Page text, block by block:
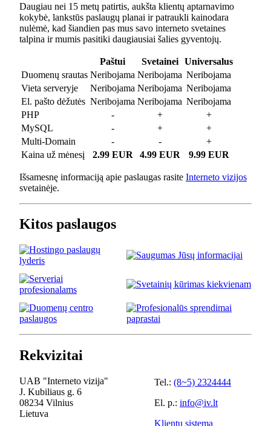
Daugiau nei 15 metų patirtis, aukšta klientų aptarnavimo
kokybė, lankstūs paslaugų planai ir patraukli kainodara
nulėmė, kad šiandien pas mus savo interneto svetaines
talpina ir mumis pasitiki daugiausiai šalies gyventojų.
Paštui Svetainei
Universalus
Duomenų srautas Neribojama Neribojama Neribojama
Vieta serveryje
Neribojama Neribojama Neribojama
El. pašto dėžutės Neribojama Neribojama Neribojama
PHP
- +
+
MySQL
- +
+
Multi-Domain
- -
+
Kaina už mėnesį
2.99 EUR 4.99 EUR 9.99 EUR
Išsamesnę informaciją apie paslaugas rasite Interneto vizijos
svetainėje.
Kitos paslaugos
Rekvizitai
UAB "Interneto vizija"
J. Kubiliaus g. 6
08234 Vilnius
Lietuva
Tel.: (8~5) 2324444
El. p.: info@iv.lt
Klientų sistema